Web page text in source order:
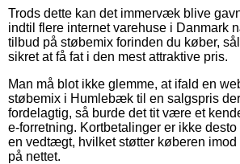
Trods dette kan det immervæk blive
indtil flere internet varehuse i Danmark
tilbud på støbemix forinden du køber,
sikret at få fat i den mest attraktive pris.
Man må blot ikke glemme, at ifald en
støbemix i Humlebæk til en salgspris
fordelagtig, så burde det tit være et
e-forretning. Kortbetalinger er ikke
en vedtægt, hvilket støtter køberen
på nettet.